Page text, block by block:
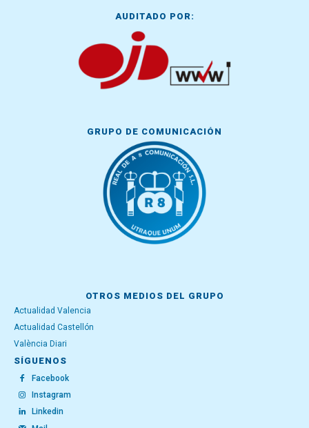
AUDITADO POR:
GRUPO DE COMUNICACIÓN
OTROS MEDIOS DEL GRUPO
Actualidad Valencia
Actualidad Castellón
València Diari
SÍGUENOS
Facebook
Instagram
Linkedin